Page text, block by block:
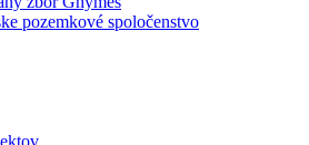
pozemkové spoločenstvo